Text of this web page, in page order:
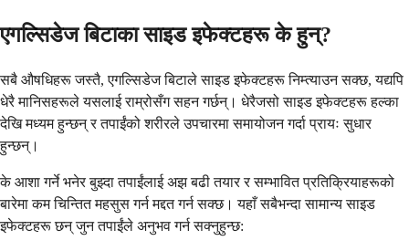
एगल्सिडेज बिटाका साइड इफेक्टहरू के हुन्?
सबै औषधिहरू जस्तै, एगल्सिडेज बिटाले साइड इफेक्टहरू निम्त्याउन सक्छ, यद्यपि
धेरै मानिसहरूले यसलाई राम्रोसँग सहन गर्छन्। धेरैजसो साइड इफेक्टहरू हल्का
देखि मध्यम हुन्छन् र तपाईंको शरीरले उपचारमा समायोजन गर्दा प्रायः सुधार
हुन्छन्।
के आशा गर्ने भनेर बुझ्दा तपाईंलाई अझ बढी तयार र सम्भावित प्रतिक्रियाहरूको
बारेमा कम चिन्तित महसुस गर्न मद्दत गर्न सक्छ। यहाँ सबैभन्दा सामान्य साइड
इफेक्टहरू छन् जुन तपाईंले अनुभव गर्न सक्नुहुन्छ: